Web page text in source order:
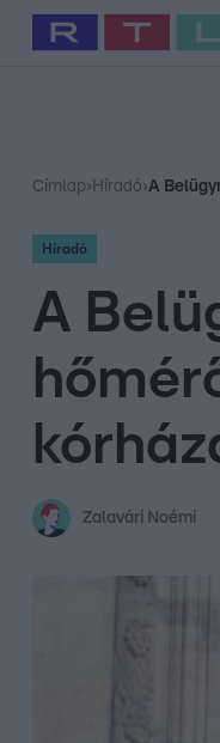
Babits Marcella
Címlap› Híradó›A
Híradó
A
Zalavári Noémi